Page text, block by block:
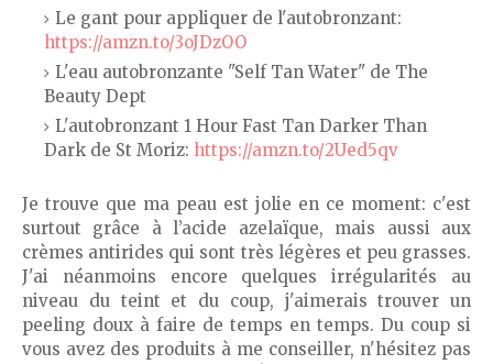
Le gant pour appliquer de l'autobronzant:
https://amzn.to/3oJDzOO
L'eau autobronzante "Self Tan Water" de The
Beauty Dept
L'autobronzant 1 Hour Fast Tan Darker Than
Dark de St Moriz: https://amzn.to/2Ued5qv
Je trouve que ma peau est jolie en ce moment: c'est
surtout grâce à l’acide azelaïque, mais aussi aux
crèmes antirides qui sont très légères et peu grasses.
J'ai néanmoins encore quelques irrégularités au
niveau du teint et du coup, j'aimerais trouver un
peeling doux à faire de temps en temps. Du coup si
vous avez des produits à me conseiller, n'hésitez pas